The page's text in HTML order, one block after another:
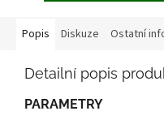
Popis Diskuze Ostatní
Detailní popis
PARAMETRY